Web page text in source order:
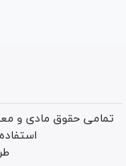
تمامی حقوق مادی و